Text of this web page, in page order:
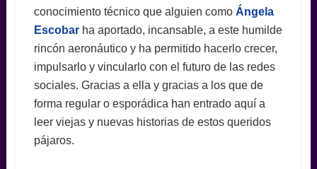
conocimiento técnico que alguien como Ángela
Escobarha aportado, incansable, a este humilde
rincón aeronáutico y ha permitido hacerlo crecer,
impulsarlo y vincularlo con el futuro de las redes
sociales. Gracias a ella y gracias a los que de
forma regular o esporádica han entrado aquí a
leer viejas y nuevas historias de estos queridos
pájaros.